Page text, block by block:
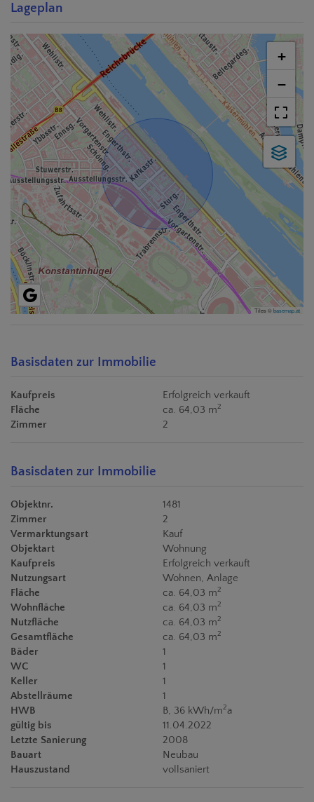
Lageplan
+
−
Tiles ©basemap.at
Basisdaten zur Immobilie
Kaufpreis
Erfolgreich verkauft
Fläche
ca. 64,03 m2
Zimmer 2
Basisdaten zur Immobilie
Objektnr.
1481
Zimmer
2
Vermarktungsart
Kauf
Objektart
Wohnung
Kaufpreis
Erfolgreich verkauft
Nutzungsart
Wohnen Anlage
Fläche
ca. 64,03 m2
Wohnfläche ca. 64,03 m2
Nutzfläche ca. 64,03 m2
Gesamtfläche ca. 64,03 m2
Bäder
1
WC
1
Keller
1
Abstellräume
1
HWB
B, 36 kWh/m2a
gültig bis
11.04.2022
Letzte Sanierung
2008
Bauart
Neubau
Hauszustand
vollsaniert